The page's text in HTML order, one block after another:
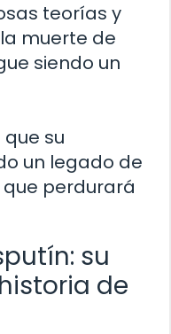
teorías y
muerte de
siendo un
su
un legado de
perdurará
su
de